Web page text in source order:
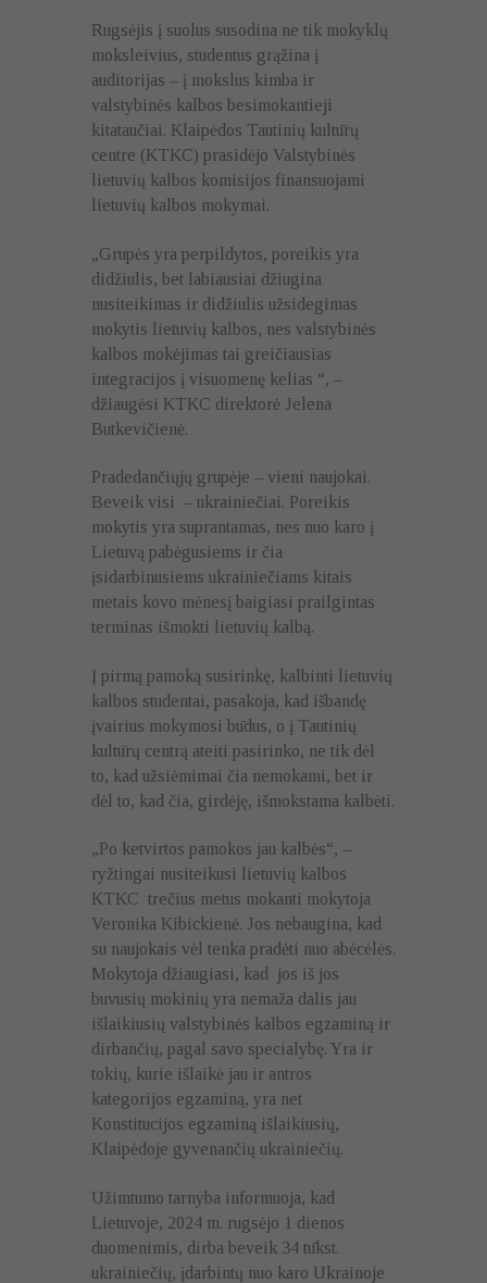
Rugsėjis į suolus susodina ne tik mokyklų
moksleivius, studentus grąžina į
auditorijas – į mokslus kimba ir
valstybinės kalbos besimokantieji
kitataučiai. Klaipėdos Tautinių kultūrų
centre (KTKC) prasidėjo Valstybinės
lietuvių kalbos komisijos finansuojami
lietuvių kalbos mokymai.
„Grupės yra perpildytos, poreikis yra
didžiulis, bet labiausiai džiugina
nusiteikimas ir didžiulis užsidegimas
mokytis lietuvių kalbos, nes valstybinės
kalbos mokėjimas tai greičiausias
integracijos į visuomenę kelias “, –
džiaugėsi KTKC direktorė Jelena
Butkevičienė.
Pradedančiųjų grupėje – vieni naujokai.
Beveik visi – ukrainiečiai. Poreikis
mokytis yra suprantamas, nes nuo karo į
Lietuvą pabėgusiems ir čia
įsidarbinusiems ukrainiečiams kitais
metais kovo mėnesį baigiasi prailgintas
terminas išmokti lietuvių kalbą.
Į pirmą pamoką susirinkę, kalbinti lietuvių
kalbos studentai, pasakoja, kad išbandę
įvairius mokymosi būdus, o į Tautinių
kultūrų centrą ateiti pasirinko, ne tik dėl
to, kad užsiėmimai čia nemokami, bet ir
dėl to, kad čia, girdėję, išmokstama kalbėti.
„Po ketvirtos pamokos jau kalbės“, –
ryžtingai nusiteikusi lietuvių kalbos
KTKC trečius metus mokanti mokytoja
Veronika Kibickienė. Jos nebaugina, kad
su naujokais vėl tenka pradėti nuo abėcėlės.
Mokytoja džiaugiasi, kad jos iš jos
buvusių mokinių yra nemaža dalis jau
išlaikiusių valstybinės kalbos egzaminą ir
dirbančių, pagal savo specialybę. Yra ir
tokių, kurie išlaikė jau ir antros
kategorijos egzaminą, yra net
Konstitucijos egzaminą išlaikiusių,
Klaipėdoje gyvenančių ukrainiečių.
Užimtumo tarnyba informuoja, kad
Lietuvoje, 2024 m. rugsėjo 1 dienos
duomenimis, dirba beveik 34 tūkst.
ukrainiečių, įdarbintų nuo karo Ukrainoje